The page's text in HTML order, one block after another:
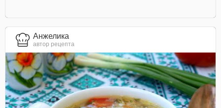
Анжелика
автор рецепта